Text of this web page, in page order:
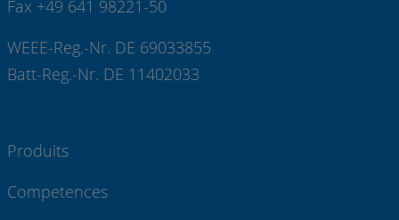
Fax +49 641 98221-50
WEEE-Reg.-Nr. DE 69033855
Batt-Reg.-Nr. DE 11402033
Produits
Competences